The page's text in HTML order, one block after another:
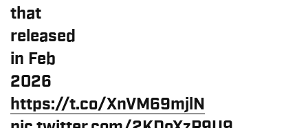
that
released
in Feb
2026
https://t.co/XnVM69mjlN